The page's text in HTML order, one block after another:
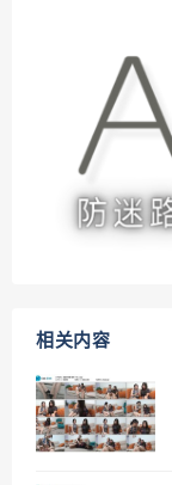
相关内容